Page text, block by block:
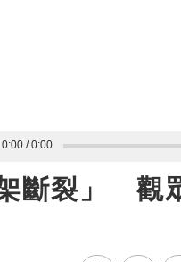
0:00 0:00
斷裂」 觀